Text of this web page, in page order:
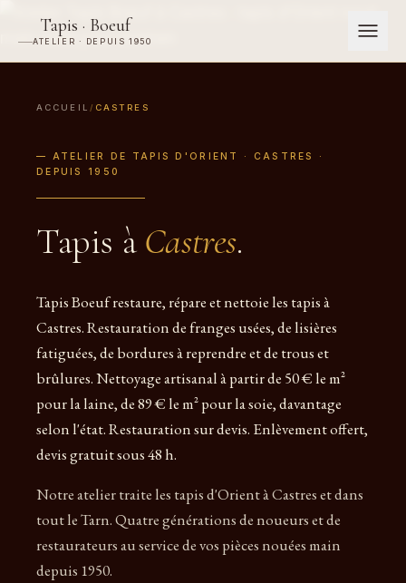
Tapis · Boeuf
ATELIER · DEPUIS 1950
ACCUEIL / CASTRES
— ATELIER DE TAPIS D'ORIENT · CASTRES ·
DEPUIS 1950
Tapis à Castres.
Tapis Boeuf restaure, répare et nettoie les tapis à
Castres. Restauration de franges usées, de lisières
fatiguées, de bordures à reprendre et de trous et
brûlures. Nettoyage artisanal à partir de 50 € le m²
pour la laine, de 89 € le m² pour la soie, davantage
selon l'état. Restauration sur devis. Enlèvement offert,
devis gratuit sous 48 h.
Notre atelier traite les tapis d'Orient à Castres et dans
tout le Tarn. Quatre générations de noueurs et de
restaurateurs au service de vos pièces nouées main
depuis 1950.